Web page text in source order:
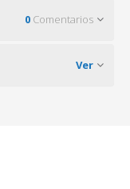
0 Comentarios
Ver